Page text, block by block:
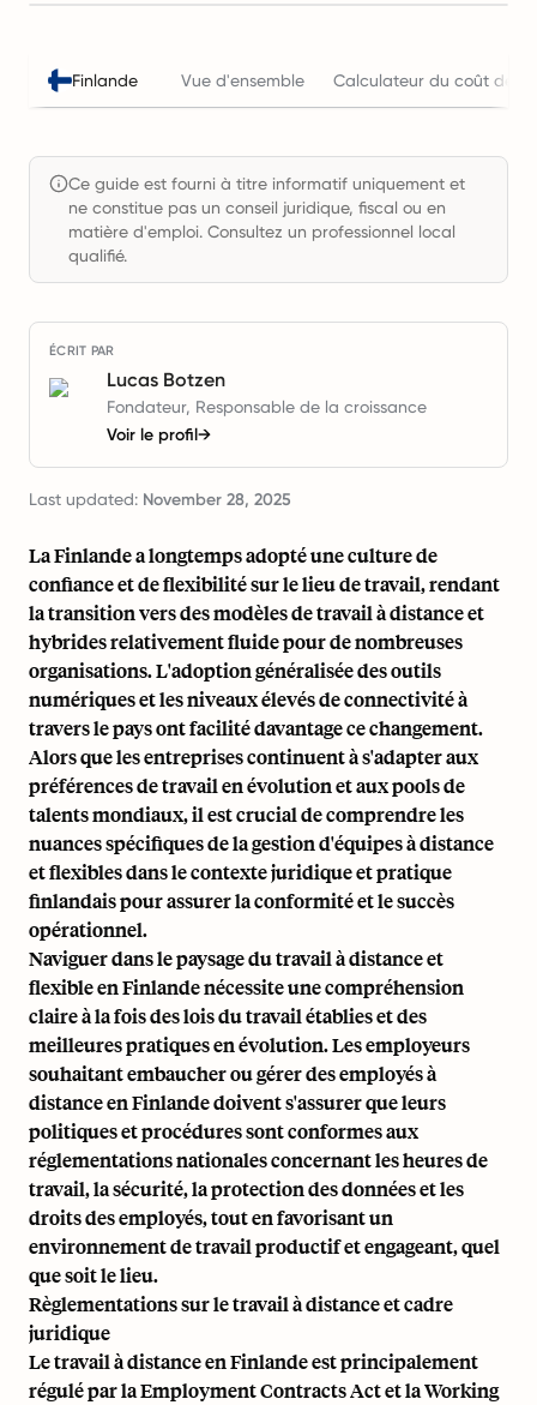
Finlande Vue d'ensemble Calculateur du coût de
Ce guide est fourni à titre informatif uniquement et
ne constitue pas un conseil juridique, fiscal ou en
matière d'emploi. Consultez un professionnel local
qualifié.
ÉCRIT PAR
Lucas Botzen
Fondateur, Responsable de la croissance
Voir le profil→
Last updated: November 28, 2025
La Finlande a longtemps adopté une culture de
confiance et de flexibilité sur le lieu de travail, rendant
la transition vers des modèles de travail à distance et
hybrides relativement fluide pour de nombreuses
organisations. L'adoption généralisée des outils
numériques et les niveaux élevés de connectivité à
travers le pays ont facilité davantage ce changement.
Alors que les entreprises continuent à s'adapter aux
préférences de travail en évolution et aux pools de
talents mondiaux, il est crucial de comprendre les
nuances spécifiques de la gestion d'équipes à distance
et flexibles dans le contexte juridique et pratique
finlandais pour assurer la conformité et le succès
opérationnel.
Naviguer dans le paysage du travail à distance et
flexible en Finlande nécessite une compréhension
claire à la fois des lois du travail établies et des
meilleures pratiques en évolution. Les employeurs
souhaitant embaucher ou gérer des employés à
distance en Finlande doivent s'assurer que leurs
politiques et procédures sont conformes aux
réglementations nationales concernant les heures de
travail, la sécurité, la protection des données et les
droits des employés, tout en favorisant un
environnement de travail productif et engageant, quel
que soit le lieu.
Règlementations sur le travail à distance et cadre
juridique
Le travail à distance en Finlande est principalement
régulé par la Employment Contracts Act et la Working